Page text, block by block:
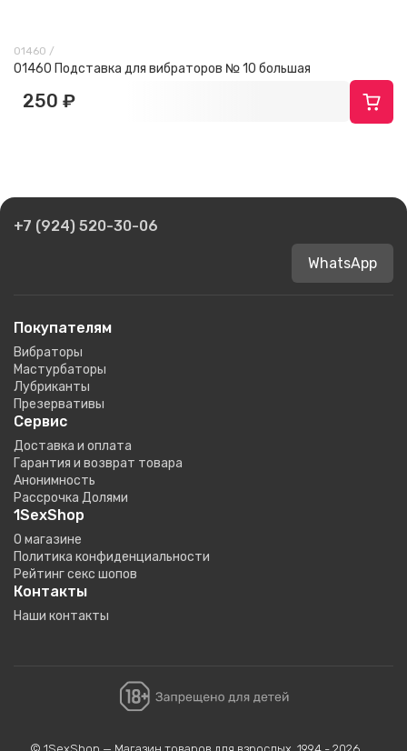
01460 /
01460 Подставка для вибраторов № 10 большая
250 ₽
+7 (924) 520-30-06
WhatsApp
Покупателям
Вибраторы
Мастурбаторы
Лубриканты
Презервативы
Сервис
Доставка и оплата
Гарантия и возврат товара
Анонимность
Рассрочка Долями
1SexShop
О магазине
Политика конфиденциальности
Рейтинг секс шопов
Контакты
Наши контакты